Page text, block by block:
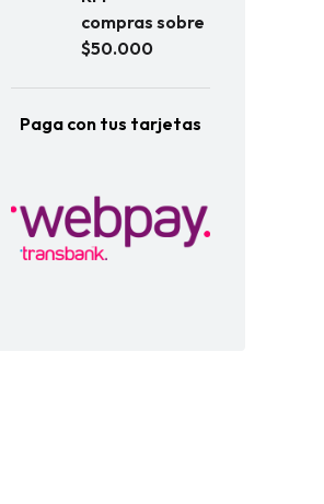
compras sobre
$50.000
Paga con tus tarjetas